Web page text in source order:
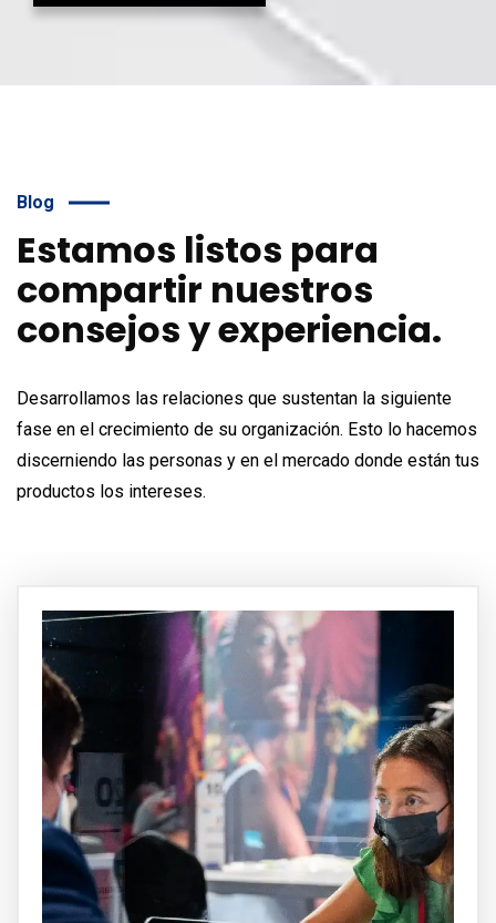
Blog
Estamos listos para
compartir nuestros
consejos y experiencia.
Desarrollamos las relaciones que sustentan la siguiente
fase en el crecimiento de su organización. Esto lo hacemos
discerniendo las personas y en el mercado donde están tus
productos los intereses.